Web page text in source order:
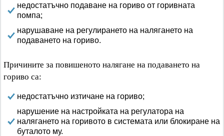
недостатъчно подаване на гориво от горивната
помпа;
нарушаване на регулирането на налягането на
подаването на гориво.
Причините за повишеното налягане на подаването на
гориво са:
недостатъчно изтичане на гориво;
нарушение на настройката на регулатора на
налягането на горивото в системата или блокиране на
буталото му.